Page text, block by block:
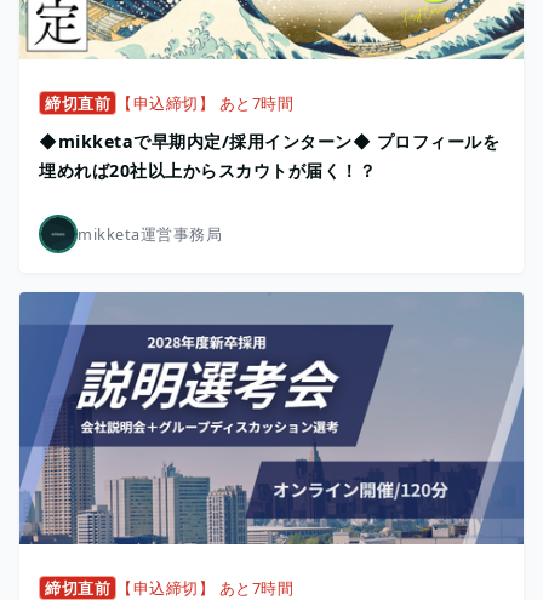
締切直前 【申込締切】 あと7時間
◆mikketaで早期内定/採用インターン◆ プロフィールを
埋めれば20社以上からスカウトが届く！？
mikketa運営事務局
締切直前 【申込締切】 あと7時間